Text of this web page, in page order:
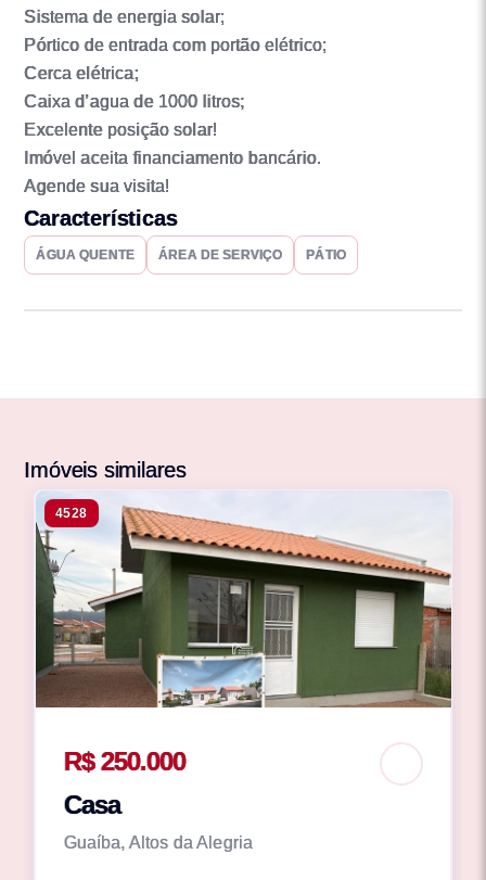
Sistema de energia solar;
Pórtico de entrada com portão elétrico;
Cerca elétrica;
Caixa d’agua de 1000 litros;
Excelente posição solar!
Imóvel aceita financiamento bancário.
Agende sua visita!
Características
ÁGUA QUENTE ÁREA DE SERVIÇO PÁTIO
Imóveis similares
4528
R$ 250.000
Casa
Guaíba, Altos da Alegria